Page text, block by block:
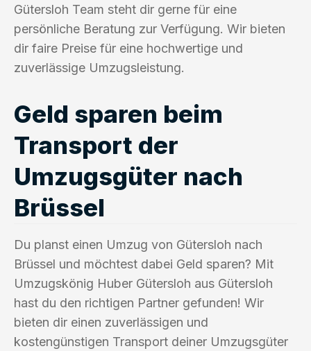
Gütersloh Team steht dir gerne für eine
persönliche Beratung zur Verfügung. Wir bieten
dir faire Preise für eine hochwertige und
zuverlässige Umzugsleistung.
Geld sparen beim
Transport der
Umzugsgüter nach
Brüssel
Du planst einen Umzug von Gütersloh nach
Brüssel und möchtest dabei Geld sparen? Mit
Umzugskönig Huber Gütersloh aus Gütersloh
hast du den richtigen Partner gefunden! Wir
bieten dir einen zuverlässigen und
kostengünstigen Transport deiner Umzugsgüter